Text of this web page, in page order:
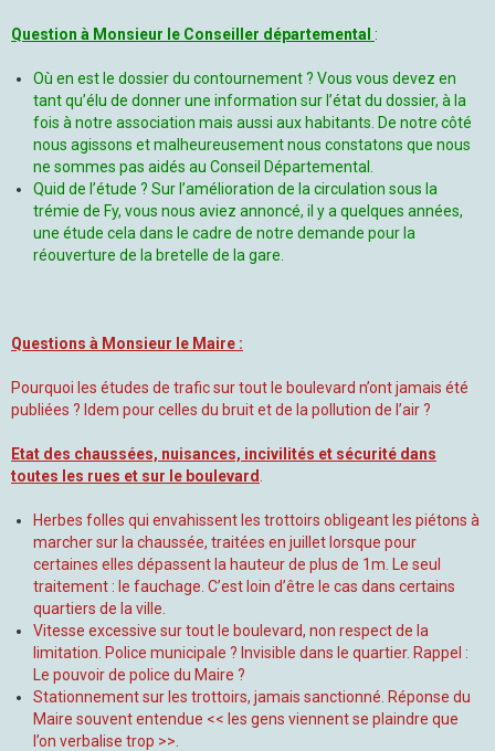
Question à Monsieur le Conseiller départemental :
Où en est le dossier du contournement ? Vous vous devez en
tant qu’élu de donner une information sur l’état du dossier, à la
fois à notre association mais aussi aux habitants. De notre côté
nous agissons et malheureusement nous constatons que nous
ne sommes pas aidés au Conseil Départemental.
Quid de l’étude ? Sur l’amélioration de la circulation sous la
trémie de Fy, vous nous aviez annoncé, il y a quelques années,
une étude cela dans le cadre de notre demande pour la
réouverture de la bretelle de la gare.
Questions à Monsieur le Maire :
Pourquoi les études de trafic sur tout le boulevard n’ont jamais été
publiées ? Idem pour celles du bruit et de la pollution de l’air ?
Etat des chaussées, nuisances, incivilités et sécurité dans
toutes les rues et sur le boulevard
Herbes folles qui envahissent les trottoirs obligeant les piétons à
marcher sur la chaussée, traitées en juillet lorsque pour
certaines elles dépassent la hauteur de plus de 1m. Le seul
traitement : le fauchage. C’est loin d’être le cas dans certains
quartiers de la ville.
Vitesse excessive sur tout le boulevard, non respect de la
limitation. Police municipale ? Invisible dans le quartier. Rappel :
Le pouvoir de police du Maire ?
Stationnement sur les trottoirs, jamais sanctionné. Réponse du
Maire souvent entendue << les gens viennent se plaindre que
l’on verbalise trop >>.